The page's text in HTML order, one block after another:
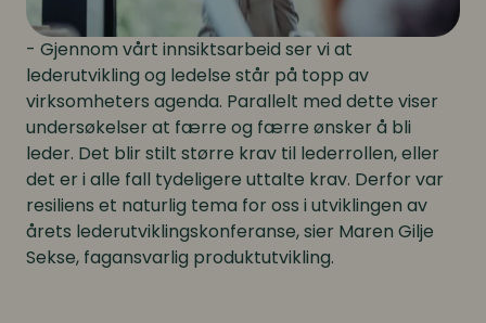
- Gjennom vårt innsiktsarbeid ser vi at
lederutvikling og ledelse står på topp av
virksomheters agenda. Parallelt med dette viser
undersøkelser at færre og færre ønsker å bli
leder. Det blir stilt større krav til lederrollen, eller
det er i alle fall tydeligere uttalte krav. Derfor var
resiliens et naturlig tema for oss i utviklingen av
årets lederutviklingskonferanse, sier Maren Gilje
Sekse, fagansvarlig produktutvikling.